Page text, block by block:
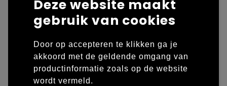
Laptop hoezen en tassen
Overige tassen
Papieren tassen
Overige kleding
Polo's
Sweaters bedrukken
Deze website maakt
gebruik van cookies
Door op accepteren te klikken ga je
akkoord met de geldende omgang van
productinformatie zoals op de website
wordt vermeld.